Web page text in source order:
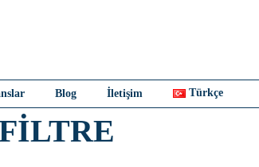
Blog İletişim Türkçe